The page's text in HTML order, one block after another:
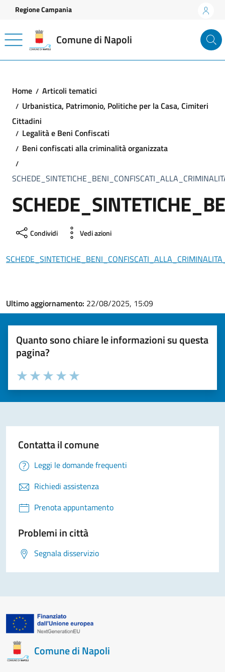
Vai ai contenuti
Vai al footer
Regione Campania
Comune di Napoli
Home
Articoli tematici
Urbanistica, Patrimonio, Politiche per la Casa, Cimiteri
Cittadini
Legalità e Beni Confiscati
Beni confiscati alla criminalità organizzata
Condividi Vedi azioni
Ultimo aggiornamento: 22/08/2025, 15:09
Quanto sono chiare le informazioni su questa
pagina?
Valuta la chiarezza delle informazioni (da 1 a 5 stelle)
Seleziona il numero di stelle per valutare la chiarezza delle
Valuta 5 stelle su 5
Valuta 4 stelle su 5
Valuta 3 stelle su 5
Valuta 2 stelle su 5
Valuta 1 stelle su 5
Contatta il comune
Leggi le domande frequenti
Richiedi assistenza
Prenota appuntamento
Problemi in città
Segnala disservizio
Comune di Napoli